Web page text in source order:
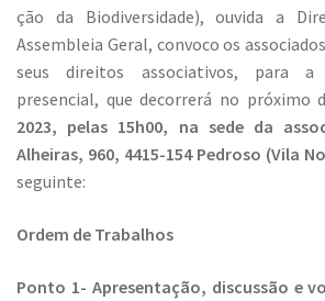
ção da Biodiversidade), ouvida a
Assembleia Geral, convoco os
seus direitos associativos, para a
presencial, que decorrerá no próximo
2023, pelas 15h00, na sede da
Alheiras, 960, 4415-154 Pedroso (Vila
seguinte:
Ordem de Trabalhos
Ponto 1- Apresentação, discussão e